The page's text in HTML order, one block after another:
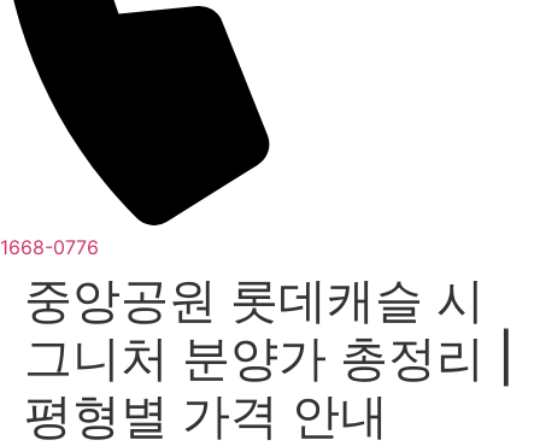
1668-0776
중앙공원 롯데캐슬 시
그니처 분양가 총정리 |
평형별 가격 안내